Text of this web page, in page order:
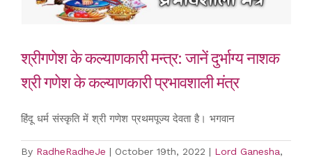
श्रीगणेश के कल्याणकारी मन्त्र: जानें दुर्भाग्य नाशक
श्री गणेश के कल्याणकारी प्रभावशाली मंत्र
हिंदू धर्म संस्कृति में श्री गणेश प्रथमपूज्य देवता है। भगवान
By RadheRadheJe | October 19th, 2022 | Lord Ganesha,